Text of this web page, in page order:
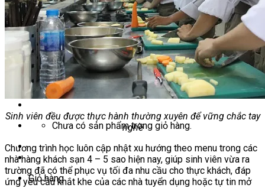
HỌC BỔNG 2026
Học kỹ năng
Đào Tạo Nghề
Hoạt Động
Văn Hóa Ẩm Thực Việt Nam
Sự Kiện Hướng Nghiệp Á Âu
Siêu Thị ĐVP Market
Chưa có sản phẩm trong giỏ hàng.
Giỏ hàng
Sinh viên đều được thực hành thường xuyên để vững chắc tay
nghề
Chương trình học luôn cập nhật xu hướng theo menu trong các
nhà hàng khách sạn 4 – 5 sao hiện nay, giúp sinh viên vừa ra
trường đã có thể phục vụ tối đa nhu cầu cho thực khách, đáp
ứng yêu cầu khắt khe của các nhà tuyển dụng hoặc tự tin mở